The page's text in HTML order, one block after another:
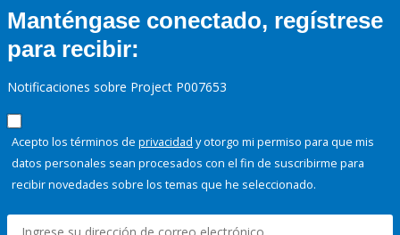
Manténgase conectado, regístrese
para recibir:
Notificaciones sobre Project P007653
Acepto los términos de privacidad y otorgo mi permiso para que mis
datos personales sean procesados con el fin de suscribirme para
recibir novedades sobre los temas que he seleccionado.